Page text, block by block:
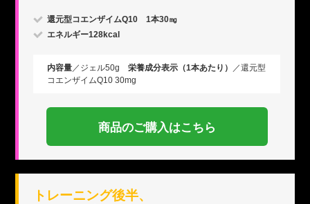
還元型コエンザイムQ10 1本30㎎
エネルギー128kcal
内容量／ジェル50g 栄養成分表示（1本あたり）
／還元型
コエンザイムQ10 30mg
商品のご購入はこちら
トレーニング後半、